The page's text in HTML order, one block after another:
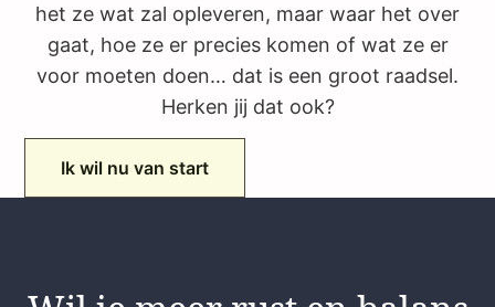
het ze wat zal opleveren, maar waar het over
gaat, hoe ze er precies komen of wat ze er
voor moeten doen… dat is een groot raadsel.
Herken jij dat ook?
Ik wil nu van start